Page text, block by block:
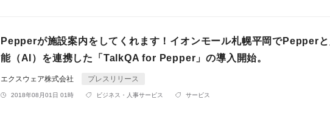
Pepperが施設案内をしてくれます！イオンモール札幌平岡でPepper
能（AI）を連携した「TalkQA for Pepper」の導入開始。
エクスウェア株式会社 プレスリリース
2018年08月01日 01時 ビジネス・人事サービス サービス